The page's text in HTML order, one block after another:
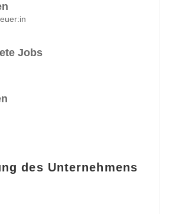
Jobs
des Unternehmens